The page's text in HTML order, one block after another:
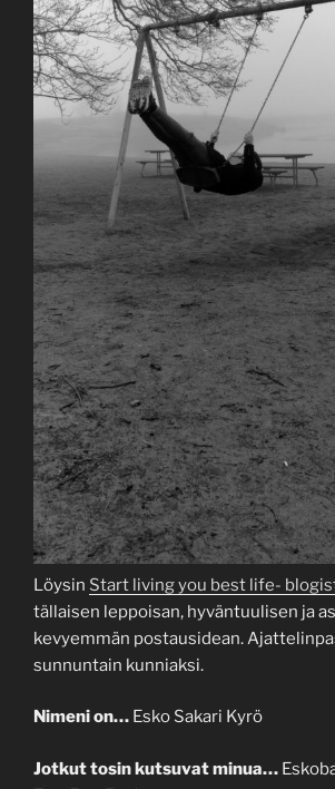
Löysin Start living you best life-
tällaisen leppoisan, hyväntuulisen ja
kevyemmän postausidean.
sunnuntain kunniaksi.
Nimeni on… Esko Sakari Kyrö
Jotkut tosin kutsuvat minua…